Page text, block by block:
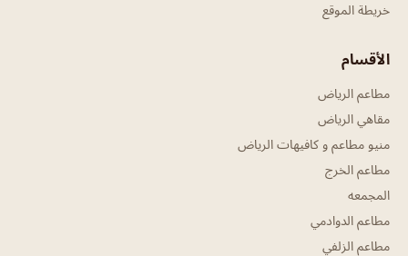
خريطة الموقع
الأقسام
مطاعم الرياض
مقاهي الرياض
منيو مطاعم و كافيهات الرياض
مطاعم الخرج
المجمعه
مطاعم الدوادمي
مطاعم الزلفي